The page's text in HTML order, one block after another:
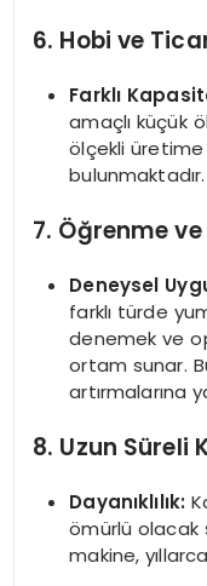
6. Hobi ve
Farklı
amaçlı küçük
ölçekli
bulunmaktadır.
7. Öğrenme
Deneysel
farklı türde
denemek ve
ortam sunar.
artırmalarına
8. Uzun Süreli
Dayanıklılık:
ömürlü olacak
makine,